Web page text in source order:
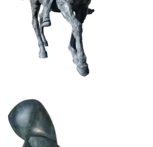
BARTHELEMY - CREST
Humain